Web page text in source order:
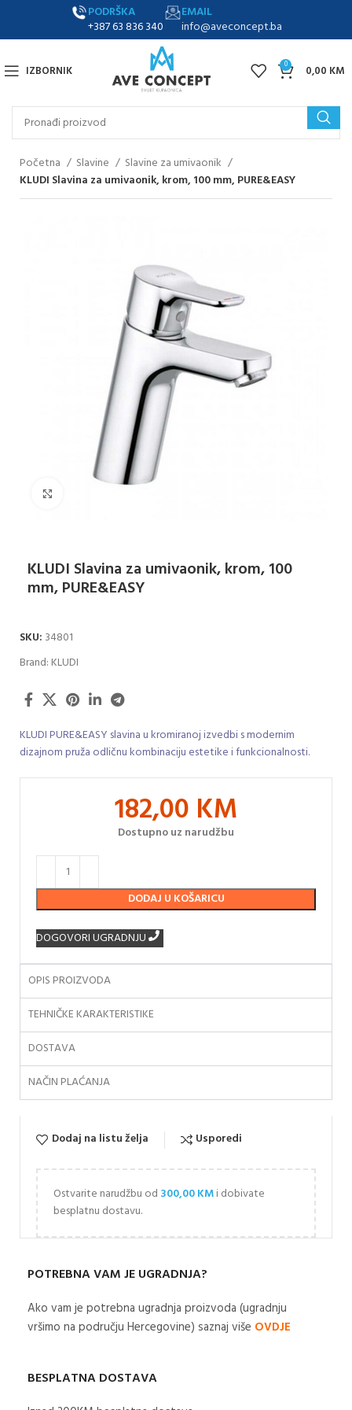
PODRŠKA
+387 63 836 340
EMAIL
info@aveconcept.ba
IZBORNIK 0 0,00 KM
Početna Slavine
Slavine za umivaonik
KLUDI Slavina za umivaonik, krom, 100 mm, PURE&EASY
KLUDI Slavina za umivaonik, krom, 100
mm, PURE&EASY
SKU: 34801
Brand: KLUDI
KLUDI PURE&EASY slavina u kromiranoj izvedbi s modernim
dizajnom pruža odličnu kombinaciju estetike i funkcionalnosti.
182,00 KM
Dostupno uz narudžbu
DODAJ U KOŠARICU
DOGOVORI UGRADNJU
OPIS PROIZVODA
TEHNIČKE KARAKTERISTIKE
DOSTAVA
NAČIN PLAĆANJA
Dodaj na listu želja Usporedi
Ostvarite narudžbu od 300,00KMi dobivate
besplatnu dostavu.
POTREBNA VAM JE UGRADNJA?
Ako vam je potrebna ugradnja proizvoda (ugradnju
vršimo na području Hercegovine) saznaj više OVDJE
BESPLATNA DOSTAVA